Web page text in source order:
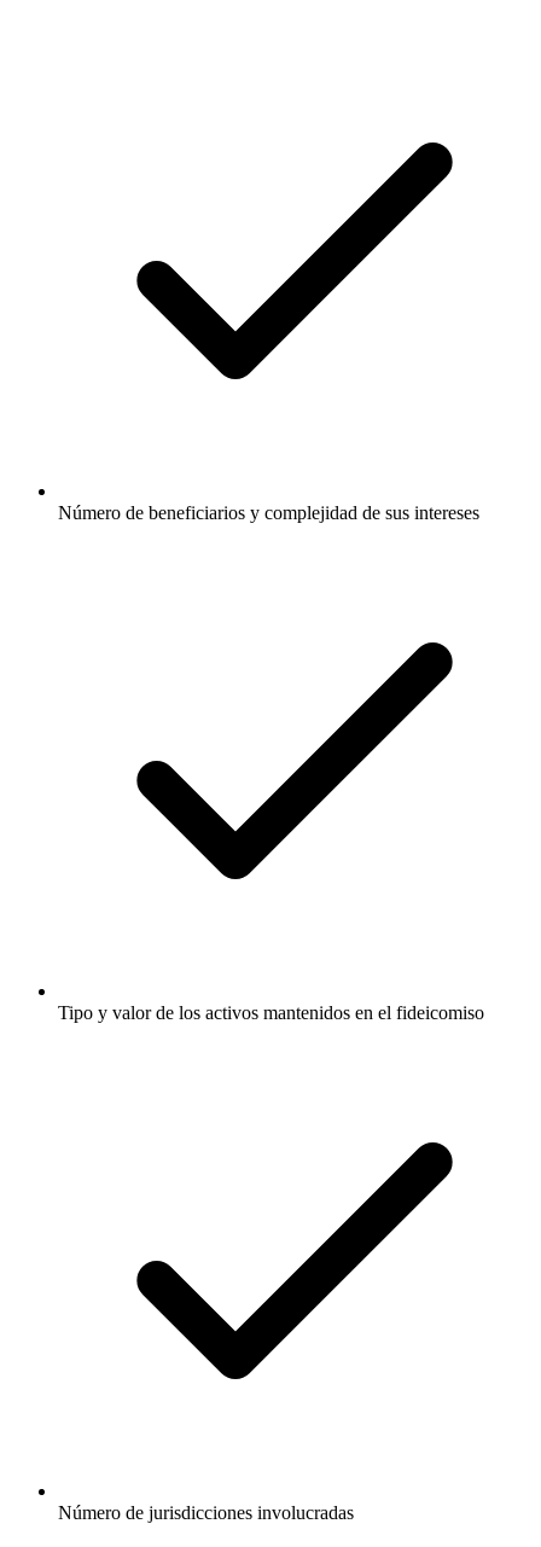
Número de beneficiarios y complejidad de sus intereses
Tipo y valor de los activos mantenidos en el fideicomiso
Número de jurisdicciones involucradas